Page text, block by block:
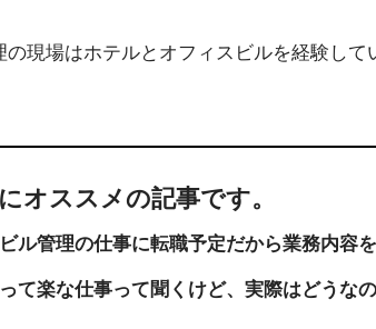
の現場はホテルとオフィスビルを経験して
オススメの記事です。
ル管理の仕事に転職予定だから業務内容
て楽な仕事って聞くけど、実際はどうな